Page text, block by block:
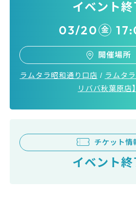
イベント終
03/20 金
開催場所
ラムタラ昭和通り口店 / ラムタ
リババ秋葉原店】
チケット情
イベント終